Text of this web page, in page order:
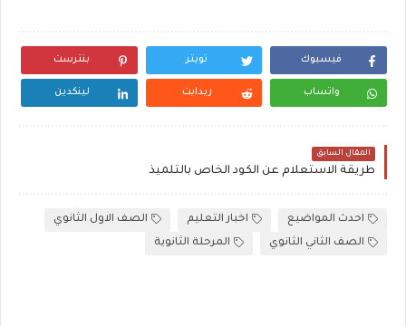
فيسبوك تويتر بنترست
واتساب ريدايت لينكدين
المقال السابق
طريقة الاستعلام عن الكود الخاص بالتلميذ
احدث المواضيع اخبار التعليم
الصف الاول الثانوي
الصف الثاني الثانوي
المرحلة الثانوية